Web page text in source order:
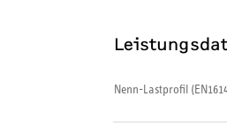
Nenn-Lastprofil